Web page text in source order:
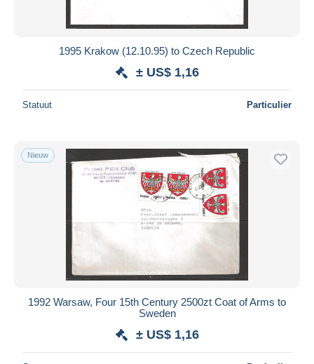
1995 Krakow (12.10.95) to Czech Republic
± US$ 1,16
Statuut Particulier
Nieuw
1992 Warsaw, Four 15th Century 2500zt Coat of Arms to
Sweden
± US$ 1,16